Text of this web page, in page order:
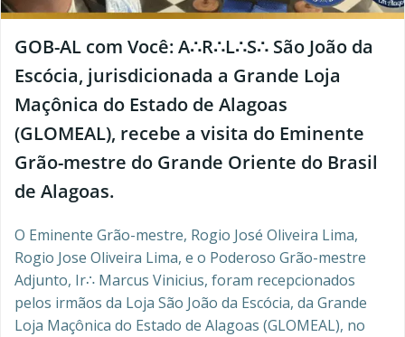
GOB-AL com Você: A∴R∴L∴S∴ São João da
Escócia, jurisdicionada a Grande Loja
Maçônica do Estado de Alagoas
(GLOMEAL), recebe a visita do Eminente
Grão-mestre do Grande Oriente do Brasil
de Alagoas.
O Eminente Grão-mestre, Rogio José Oliveira Lima,
Rogio Jose Oliveira Lima, e o Poderoso Grão-mestre
Adjunto, Ir∴ Marcus Vinicius, foram recepcionados
pelos irmãos da Loja São João da Escócia, da Grande
Loja Maçônica do Estado de Alagoas (GLOMEAL), no